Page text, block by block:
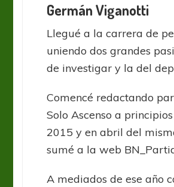
Germán Viganotti
Llegué a la carrera de
uniendo dos grandes
de investigar y la del
Comencé redactando
Solo Ascenso a
2015 y en abril del
sumé a la web
A mediados de ese año